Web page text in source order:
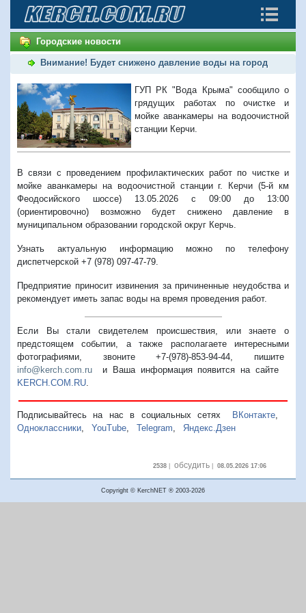
Городские новости
Внимание! Будет снижено давление воды на город
ГУП РК "Вода Крыма" сообщило о
грядущих работах по очистке и
мойке аванкамеры на водоочистной
станции Керчи.
В связи с проведением профилактических работ по чистке и
мойке аванкамеры на водоочистной станции г. Керчи (5-й км
Феодосийского шоссе) 13.05.2026 с 09:00 до 13:00
(ориентировочно) возможно будет снижено давление в
муниципальном образовании городской округ Керчь.
Узнать актуальную информацию можно по телефону
диспетчерской +7 (978) 097-47-79.
Предприятие приносит извинения за причиненные неудобства и
рекомендует иметь запас воды на время проведения работ.
Если Вы стали свидетелем происшествия, или знаете о
предстоящем событии, а также располагаете интересными
фотографиями, звоните +7-(978)-853-94-44, пишите
info@kerch.com.ru и Ваша информация появится на сайте
KERCH.COM.RU
Подписывайтесь на нас в социальных сетях ВКонтакте,
Одноклассники
YouTube Telegram Яндекс.Дзен
2538| обсудить| 08.05.2026 17:06
Copyright © KerchNET ® 2003-2026